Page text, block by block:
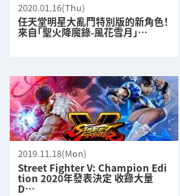
2020.01.16(Thu)
任天堂明星大亂鬥特別版的新角色！
來自「聖火降魔錄-風花雪月」…
2019.11.18(Mon)
Street Fighter V: Champion Edi
tion 2020年發表決定 收錄大量
D…